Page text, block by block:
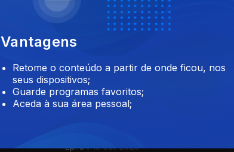
Fernando Kawendimba
Ep. 34 15 out. 2025
Vantagens
Retome o conteúdo a partir de onde ficou, nos
seus dispositivos;
Guarde programas favoritos;
Aceda à sua área pessoal;